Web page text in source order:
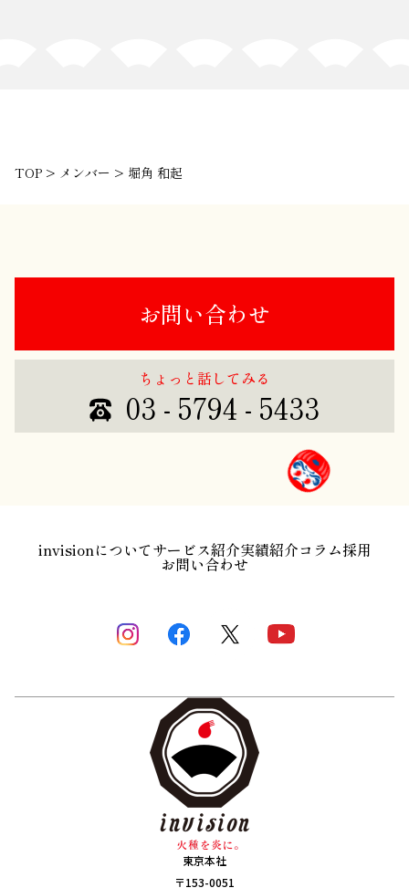
TOP > メンバー > 堀角 和起
お問い合わせ
ちょっと話してみる
03 - 5794 - 5433
invisionについてサービス紹介実績紹介コラム採用
お問い合わせ
東京本社
〒153-0051